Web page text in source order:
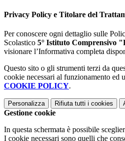
Privacy Policy e Titolare del
Per conoscere ogni dettaglio sulle
Scolastico 5° Istituto Comprensivo
visionare l’Informativa completa
Questo sito o gli strumenti terzi da
cookie necessari al funzionamento
COOKIE POLICY.
Personalizza Rifiuta tutti i cookies
Gestione cookie
In questa schermata è possibile
I cookie necessari sono quelli che